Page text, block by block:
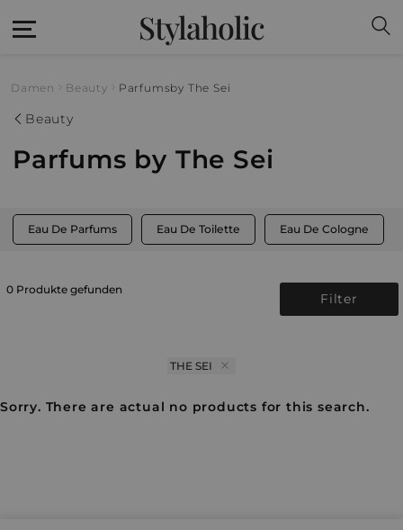
Stylaholic
Damen Beauty Parfumsby The Sei
Beauty
Parfums by The Sei
Eau De Parfums Eau De Toilette Eau De Cologne
0 Produkte gefunden
Filter
THE SEI
Sorry. There are actual no products for this search.